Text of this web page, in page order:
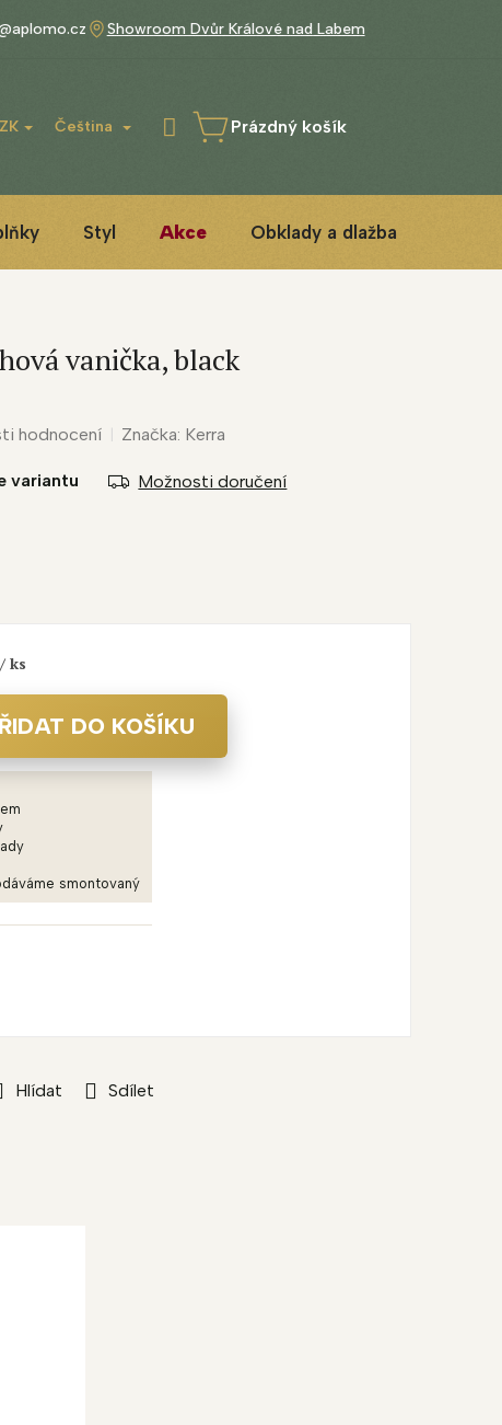
Showroom Dvůr Králové nad Labem
Čeština
NÁKUPNÍ
Prázdný košík
Styl Akce Obklady a dlažba
variantu Možnosti doručení
Hlídat Sdílet
vanička, black
hodnocení Značka: Kerra
/ ks
DO KOŠÍKU
smontovaný